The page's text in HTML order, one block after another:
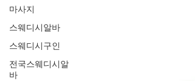
마사지
스웨디시알바
스웨디시구인
전국스웨디시알
바